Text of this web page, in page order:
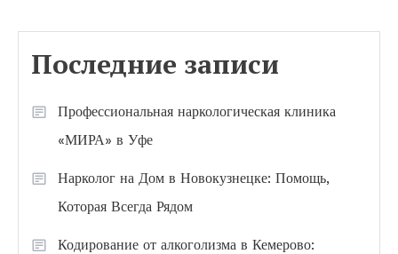
Последние записи
Профессиональная наркологическая клиника
«МИРА» в Уфе
Нарколог на Дом в Новокузнецке: Помощь,
Которая Всегда Рядом
Кодирование от алкоголизма в Кемерово: